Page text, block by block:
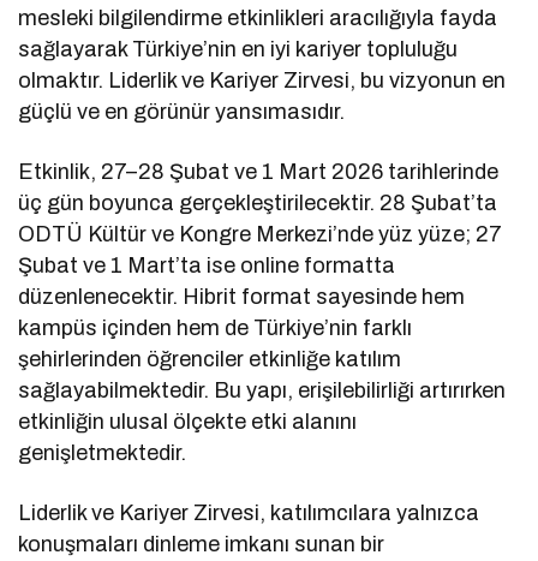
mesleki bilgilendirme etkinlikleri aracılığıyla fayda
sağlayarak Türkiye’nin en iyi kariyer topluluğu
olmaktır. Liderlik ve Kariyer Zirvesi, bu vizyonun en
güçlü ve en görünür yansımasıdır.
Etkinlik, 27–28 Şubat ve 1 Mart 2026 tarihlerinde
üç gün boyunca gerçekleştirilecektir. 28 Şubat’ta
ODTÜ Kültür ve Kongre Merkezi’nde yüz yüze; 27
Şubat ve 1 Mart’ta ise online formatta
düzenlenecektir. Hibrit format sayesinde hem
kampüs içinden hem de Türkiye’nin farklı
şehirlerinden öğrenciler etkinliğe katılım
sağlayabilmektedir. Bu yapı, erişilebilirliği artırırken
etkinliğin ulusal ölçekte etki alanını
genişletmektedir.
Liderlik ve Kariyer Zirvesi, katılımcılara yalnızca
konuşmaları dinleme imkanı sunan bir